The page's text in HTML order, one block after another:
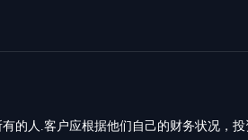
人.客户应根据他们自己的财务状况，